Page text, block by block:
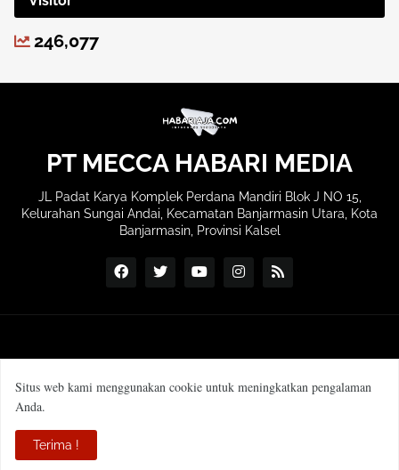
246,077
PT MECCA HABARI MEDIA
JL Padat Karya Komplek Perdana Mandiri Blok J NO 15,
Kelurahan Sungai Andai, Kecamatan Banjarmasin Utara, Kota
Banjarmasin, Provinsi Kalsel
Pedoman Media Siber
Situs web kami menggunakan cookie untuk meningkatkan pengalaman
Anda.
Terima !